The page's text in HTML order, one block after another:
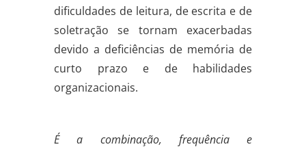
dificuldades de leitura, de escrita e de
soletração se tornam exacerbadas
devido a deficiências de memória de
curto prazo e de habilidades
organizacionais.
É a combinação, frequência e